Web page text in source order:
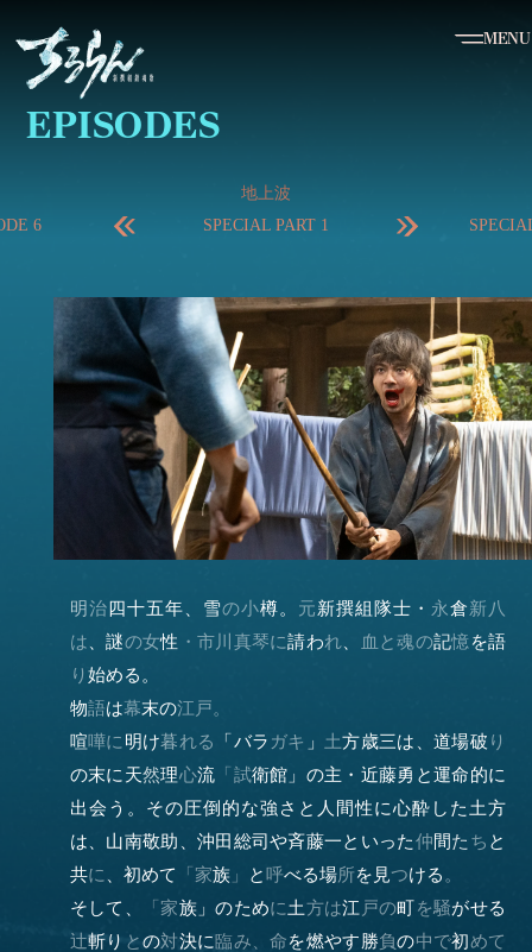
MENU
EPISODES
地上波
6 SPECIAL PART 1
明治四十五年 雪の小樽。 元新撰組隊士 ・ 永倉新 八
は 、謎の女性 ・ 市川 真琴に請われ 血 と魂の記憶を語
り 始める 。
物語は幕末の江 戸。
喧嘩に 明け暮れる 「バラ ガキ 」 土方歳三は 道場破 り
の末に 天然理心流 「試衛館 」 の主 ・ 近藤勇 と運命的に
出会 う 。 その圧倒的な強 さ と 人 間性に心酔 し た 土方
は
山南敬助 沖田総司や斉藤一と いった仲間た ち と
共に 初めて 「家族」 と呼べる場所を 見つける 。
そ して 「家族」のために土方は江 戸の町を騒がせる
辻斬り との対決に臨み 、命を燃やす勝負の中で初めて